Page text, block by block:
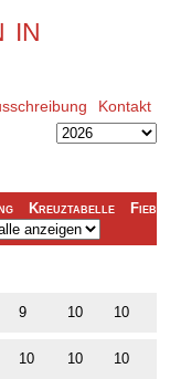
in
Kontakt
Kreuztabelle
9 10 10
10 10 10